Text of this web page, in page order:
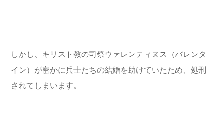
しかし、キリスト教の司祭ウァレンティヌス（バレンタ
イン）が密かに兵士たちの結婚を助けていたため、処刑
されてしまいます。